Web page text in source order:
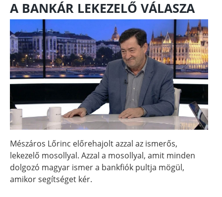
A BANKÁR LEKEZELŐ VÁLASZA
Mészáros Lőrinc előrehajolt azzal az ismerős,
lekezelő mosollyal. Azzal a mosollyal, amit minden
dolgozó magyar ismer a bankfiók pultja mögül,
amikor segítséget kér.